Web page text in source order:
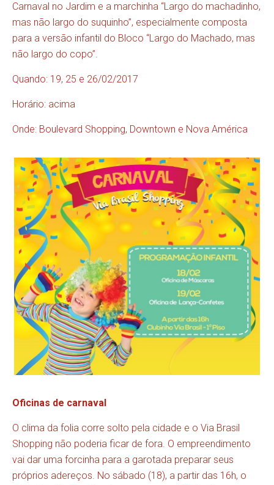
Carnaval no Jardim e a marchinha “Largo do machadinho,
mas não largo do suquinho”, especialmente composta
para a versão infantil do Bloco “Largo do Machado, mas
não largo do copo”.
Quando: 19, 25 e 26/02/2017
Horário: acima
Onde: Boulevard Shopping, Downtown e Nova América
Oficinas de carnaval
O clima da folia corre solto pela cidade e o Via Brasil
Shopping não poderia ficar de fora. O empreendimento
vai dar uma forcinha para a garotada preparar seus
próprios adereços. No sábado (18), a partir das 16h, o